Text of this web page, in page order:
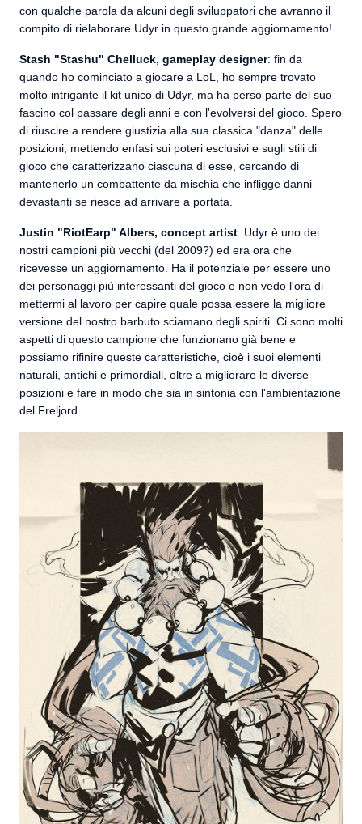
con qualche parola da alcuni degli sviluppatori che avranno il
compito di rielaborare Udyr in questo grande aggiornamento!
Stash "Stashu" Chelluck, gameplay designer: fin da
quando ho cominciato a giocare a LoL, ho sempre trovato
molto intrigante il kit unico di Udyr, ma ha perso parte del suo
fascino col passare degli anni e con l'evolversi del gioco. Spero
di riuscire a rendere giustizia alla sua classica "danza" delle
posizioni, mettendo enfasi sui poteri esclusivi e sugli stili di
gioco che caratterizzano ciascuna di esse, cercando di
mantenerlo un combattente da mischia che infligge danni
devastanti se riesce ad arrivare a portata.
Justin "RiotEarp" Albers, concept artist: Udyr è uno dei
nostri campioni più vecchi (del 2009?) ed era ora che
ricevesse un aggiornamento. Ha il potenziale per essere uno
dei personaggi più interessanti del gioco e non vedo l'ora di
mettermi al lavoro per capire quale possa essere la migliore
versione del nostro barbuto sciamano degli spiriti. Ci sono molti
aspetti di questo campione che funzionano già bene e
possiamo rifinire queste caratteristiche, cioè i suoi elementi
naturali, antichi e primordiali, oltre a migliorare le diverse
posizioni e fare in modo che sia in sintonia con l'ambientazione
del Freljord.